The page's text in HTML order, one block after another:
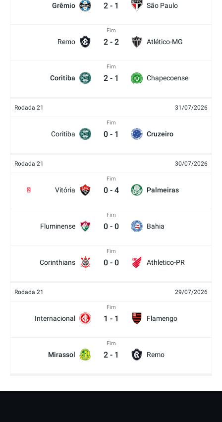
Grêmio 2 - 1 São Paulo
Remo
Fim
2 - 2 Atlético-MG
Coritiba
Fim
2 - 1 Chapecoense
Rodada 21 31/07/2026
Coritiba
Fim
0 - 1 Cruzeiro
Rodada 21 30/07/2026
Vitória
2
Fim
0 - 4 Palmeiras
Fluminense
Fim
0 - 0 Bahia
Corinthians
Fim
0 - 0 Athletico-PR
Rodada 21 29/07/2026
Internacional
Fim
1 - 1 Flamengo
Mirassol
Fim
2 - 1 Remo